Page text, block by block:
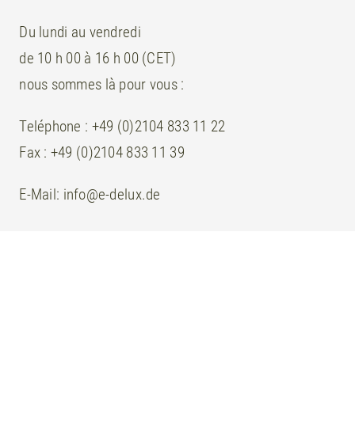
Du lundi au vendredi
de 10 h 00 à 16 h 00 (CET)
nous sommes là pour vous :
Teléphone : +49 (0)2104 833 11 22
Fax : +49 (0)2104 833 11 39
E-Mail: info@e-delux.de